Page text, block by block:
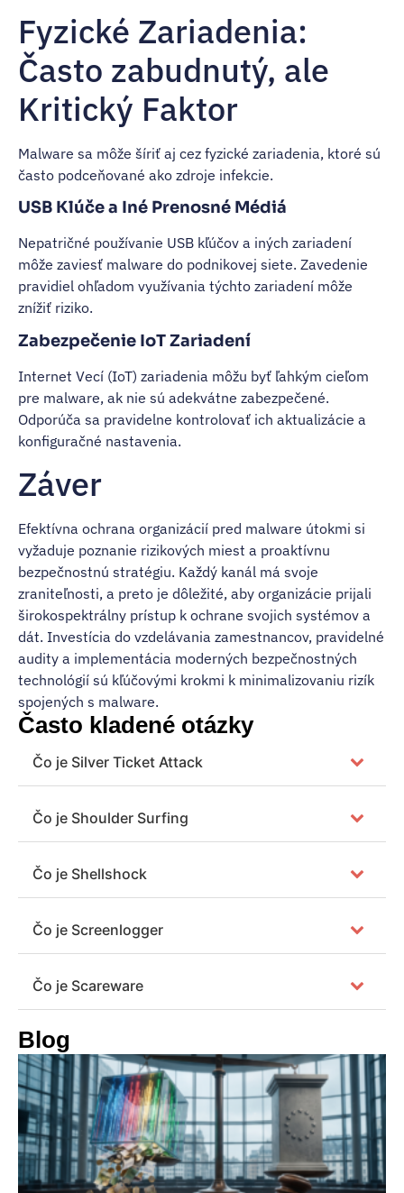
Fyzické Zariadenia:
Často zabudnutý, ale
Kritický Faktor
Malware sa môže šíriť aj cez fyzické zariadenia, ktoré sú
často podceňované ako zdroje infekcie.
USB Klúče a Iné Prenosné Médiá
Nepatričné používanie USB kľúčov a iných zariadení
môže zaviesť malware do podnikovej siete. Zavedenie
pravidiel ohľadom využívania týchto zariadení môže
znížiť riziko.
Zabezpečenie IoT Zariadení
Internet Vecí (IoT) zariadenia môžu byť ľahkým cieľom
pre malware, ak nie sú adekvátne zabezpečené.
Odporúča sa pravidelne kontrolovať ich aktualizácie a
konfiguračné nastavenia.
Záver
Efektívna ochrana organizácií pred malware útokmi si
vyžaduje poznanie rizikových miest a proaktívnu
bezpečnostnú stratégiu. Každý kanál má svoje
zraniteľnosti, a preto je dôležité, aby organizácie prijali
širokospektrálny prístup k ochrane svojich systémov a
dát. Investícia do vzdelávania zamestnancov, pravidelné
audity a implementácia moderných bezpečnostných
technológií sú kľúčovými krokmi k minimalizovaniu rizík
spojených s malware.
Často kladené otázky
Čo je Silver Ticket Attack
Čo je Shoulder Surfing
Čo je Shellshock
Čo je Screenlogger
Čo je Scareware
Blog